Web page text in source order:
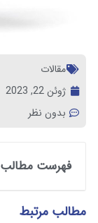
مقالات
ژوئن 22, 2023
بدون نظر
فهرست مطالب
مطالب مرتبط